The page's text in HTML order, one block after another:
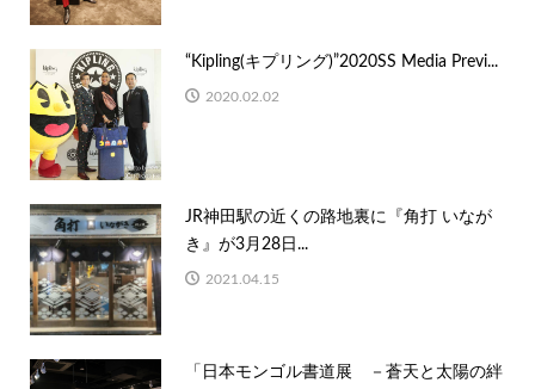
“Kipling(キプリング)”2020SS Media Previ...
2020.02.02
JR神田駅の近くの路地裏に『角打 いなが
き』が3月28日...
2021.04.15
「日本モンゴル書道展 －蒼天と太陽の絆